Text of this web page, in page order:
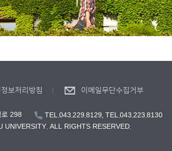
보처리방침 이메일무단수집거부
로 298 TEL.043.229.8129, TEL.043.223.8130
ALL RIGHTS RESERVED.